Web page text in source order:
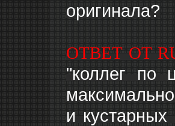
оригинала?
ОТВЕТ ОТ
"коллег по
и